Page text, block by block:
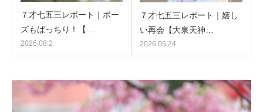
７才七五三レポート｜ポー
ズもばっちり！【…
2026.08.2
７才七五三レポート｜嬉し
い再会【大泉天神…
2026.05.24